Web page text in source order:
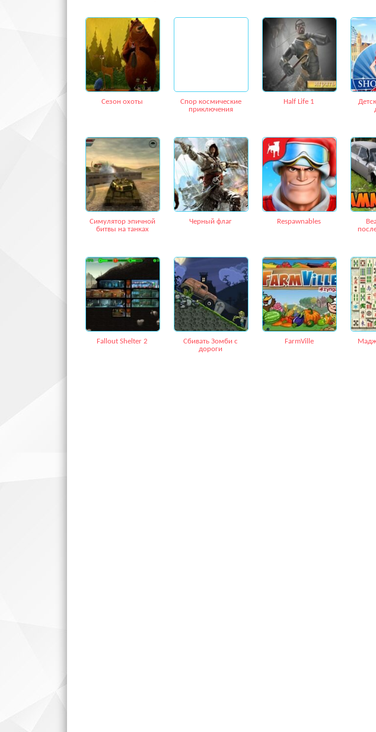
Сезон охоты
Спор космические
приключения
Half Life 1
Симулятор эпичной
битвы на танках
Черный флаг Respawnables
Fallout Shelter 2
Сбивать Зомби с
дороги
FarmVille